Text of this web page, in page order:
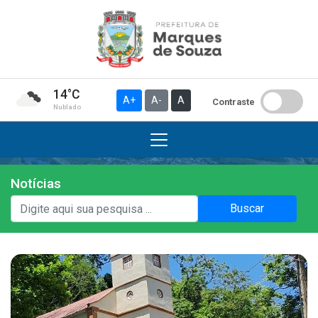
14°C
Nublado
A+ A- A Contraste
Institucional
A Prefeitura
Gabinete do Vice-prefeito
História do Município
Símbolos Oficiais
Notícias
Buscar